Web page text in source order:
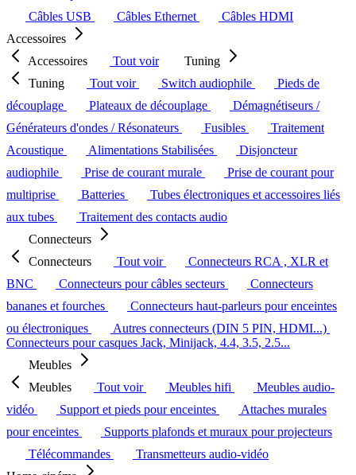
Câbles USB
Câbles Ethernet
Câbles HDMI
Accessoires
Accessoires
Tout voir
Tuning
Tuning
Tout voir Switch audiophile
Pieds de
découplage
Plateaux de découplage
Démagnétiseurs /
Générateurs d'ondes / Résonateurs
Fusibles
Traitement
Acoustique
Alimentations Stabilisées
Disjoncteur
audiophile
Prise de courant murale
Prise de courant pour
multiprise
Batteries
Tubes électroniques et accessoires liés
aux tubes
Traitement des contacts audio
Connecteurs
Connecteurs
Tout voir
Connecteurs RCA , XLR et
BNC
Connecteurs pour câbles secteurs
Connecteurs
bananes et fourches
Connecteurs haut-parleurs pour enceintes
ou électroniques
Autres connecteurs (DIN 5 PIN, HDMI...)
Connecteurs pour casques Jack, Minijack, 4.4, 3.5, 2.5...
Meubles
Meubles
Tout voir Meubles hifi
Meubles audio-
vidéo
Support et pieds pour enceintes
Attaches murales
pour enceintes
Supports plafonds et muraux pour projecteurs
Télécommandes
Transmetteurs audio-vidéo